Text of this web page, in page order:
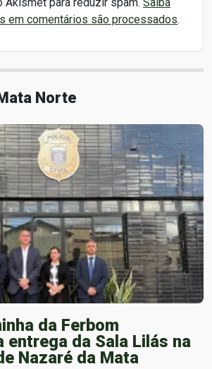
em comentários são processados.
Norte
da Ferbom
entrega da Sala Lilás na
Nazaré da Mata